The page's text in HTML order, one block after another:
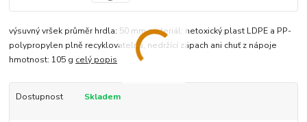
výsuvný vršek průměr hrdla: 50 mm materiál: netoxický plast LDPE a PP-
polypropylen plně recyklovatelná, nedržící zápach ani chuť z nápoje
hmotnost: 105 g celý popis
Dostupnost Skladem